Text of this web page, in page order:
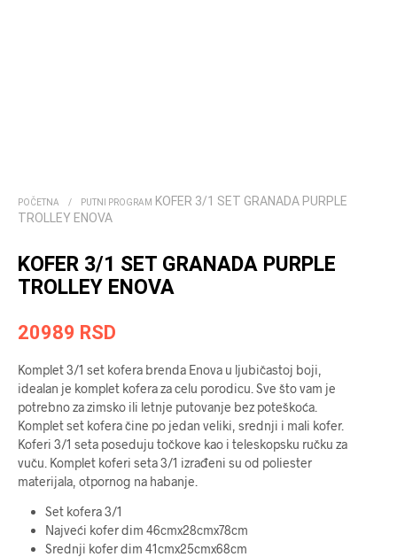
POČETNA / PUTNI PROGRAM
KOFER 3/1 SET GRANADA PURPLE
TROLLEY ENOVA
KOFER 3/1 SET GRANADA PURPLE
TROLLEY ENOVA
20989 RSD
Komplet 3/1 set kofera brenda Enova u ljubičastoj boji,
idealan je komplet kofera za celu porodicu. Sve što vam je
potrebno za zimsko ili letnje putovanje bez poteškoća.
Komplet set kofera čine po jedan veliki, srednji i mali kofer.
Koferi 3/1 seta poseduju točkove kao i teleskopsku ručku za
vuču. Komplet koferi seta 3/1 izrađeni su od poliester
materijala, otpornog na habanje.
Set kofera 3/1
Najveći kofer dim 46cmx28cmx78cm
Srednji kofer dim 41cmx25cmx68cm